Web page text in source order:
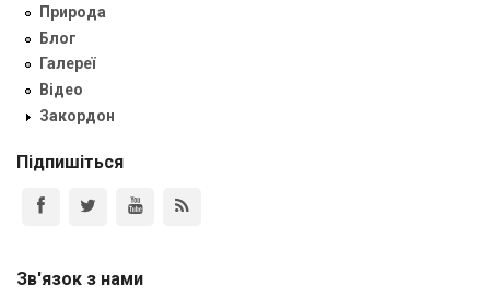
Природа
Блог
Галереї
Відео
Закордон
Підпишіться
Зв'язок з нами